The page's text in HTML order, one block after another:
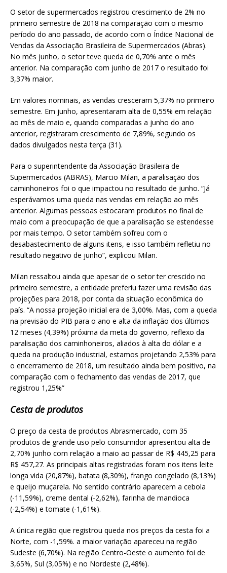
at
s
A
p
p
ai
l
ar
e
O setor de supermercados registrou crescimento de 2% no
primeiro semestre de 2018 na comparação com o mesmo
período do ano passado, de acordo com o Índice Nacional de
Vendas da Associação Brasileira de Supermercados (Abras).
No mês junho, o setor teve queda de 0,70% ante o mês
anterior. Na comparação com junho de 2017 o resultado foi
3,37% maior.
Em valores nominais, as vendas cresceram 5,37% no primeiro
semestre. Em junho, apresentaram alta de 0,55% em relação
ao mês de maio e, quando comparadas a junho do ano
anterior, registraram crescimento de 7,89%, segundo os
dados divulgados nesta terça (31).
Para o superintendente da Associação Brasileira de
Supermercados (ABRAS), Marcio Milan, a paralisação dos
caminhoneiros foi o que impactou no resultado de junho. “Já
esperávamos uma queda nas vendas em relação ao mês
anterior. Algumas pessoas estocaram produtos no final de
maio com a preocupação de que a paralisação se estendesse
por mais tempo. O setor também sofreu com o
desabastecimento de alguns itens, e isso também refletiu no
resultado negativo de junho”, explicou Milan.
Milan ressaltou ainda que apesar de o setor ter crescido no
primeiro semestre, a entidade preferiu fazer uma revisão das
projeções para 2018, por conta da situação econômica do
país. “A nossa projeção inicial era de 3,00%. Mas, com a queda
na previsão do PIB para o ano e alta da inflação dos últimos
12 meses (4,39%) próxima da meta do governo, reflexo da
paralisação dos caminhoneiros, aliados à alta do dólar e a
queda na produção industrial, estamos projetando 2,53% para
o encerramento de 2018, um resultado ainda bem positivo, na
comparação com o fechamento das vendas de 2017, que
registrou 1,25%”
Cesta de produtos
O preço da cesta de produtos Abrasmercado, com 35
produtos de grande uso pelo consumidor apresentou alta de
2,70% junho com relação a maio ao passar de R$ 445,25 para
R$ 457,27. As principais altas registradas foram nos itens leite
longa vida (20,87%), batata (8,30%), frango congelado (8,13%)
e queijo muçarela. No sentido contrário aparecem a cebola
(-11,59%), creme dental (-2,62%), farinha de mandioca
(-2,54%) e tomate (-1,61%).
A única região que registrou queda nos preços da cesta foi a
Norte, com -1,59%. a maior variação apareceu na região
Sudeste (6,70%). Na região Centro-Oeste o aumento foi de
3,65%, Sul (3,05%) e no Nordeste (2,48%).